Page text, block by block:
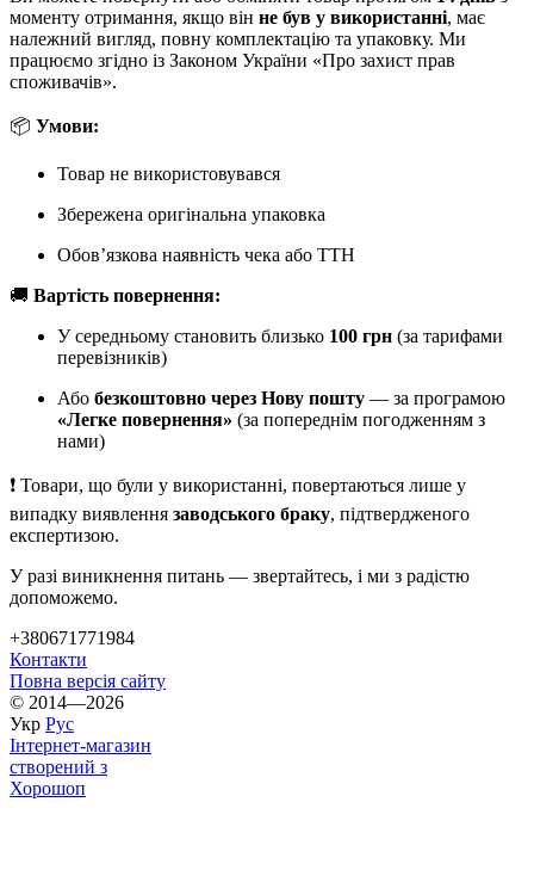
моменту отримання, якщо він не був у використанні, має
належний вигляд, повну комплектацію та упаковку. Ми
працюємо згідно із Законом України «Про захист прав
споживачів».
📦 Умови:
Товар не використовувався
Збережена оригінальна упаковка
Обов’язкова наявність чека або ТТН
🚚 Вартість повернення:
У середньому становить близько 100 грн (за тарифами
перевізників)
Або безкоштовно через Нову пошту — за програмою
«Легке повернення» (за попереднім погодженням з
нами)
❗ Товари, що були у використанні, повертаються лише у
випадку виявлення заводського браку, підтвердженого
експертизою.
У разі виникнення питань — звертайтесь, і ми з радістю
допоможемо.
+380671771984
Контакти
Повна версія сайту
© 2014—2026
Укр Рус
Інтернет-магазин
створений з
Хорошоп